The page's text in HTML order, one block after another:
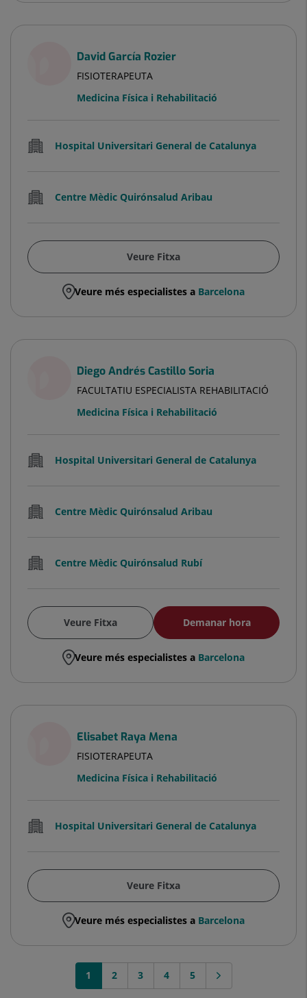
David García Rozier
FISIOTERAPEUTA
Medicina Física i Rehabilitació
Hospital Universitari General de Catalunya
Centre Mèdic Quirónsalud Aribau
Veure Fitxa
Veure més especialistes a Barcelona
Diego Andrés Castillo Soria
FACULTATIU ESPECIALISTA REHABILITACIÓ
Medicina Física i Rehabilitació
Hospital Universitari General de Catalunya
Centre Mèdic Quirónsalud Aribau
Centre Mèdic Quirónsalud Rubí
Veure Fitxa Demanar hora
Veure més especialistes a Barcelona
Elisabet Raya Mena
FISIOTERAPEUTA
Medicina Física i Rehabilitació
Hospital Universitari General de Catalunya
Veure Fitxa
Veure més especialistes a Barcelona
1 2 3 4 5